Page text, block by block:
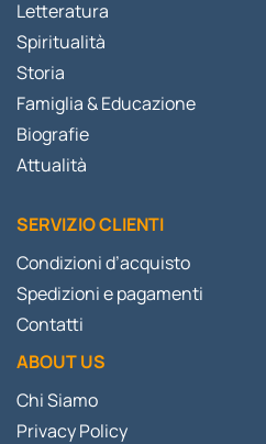
Letteratura
Spiritualità
Storia
Famiglia & Educazione
Biografie
Attualità
SERVIZIO CLIENTI
Condizioni d’acquisto
Spedizioni e pagamenti
Contatti
ABOUT US
Chi Siamo
Privacy Policy